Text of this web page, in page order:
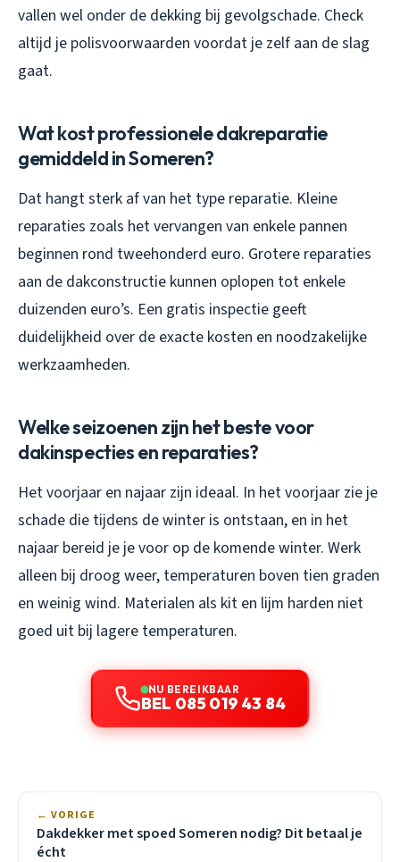
vallen wel onder de dekking bij gevolgschade. Check
altijd je polisvoorwaarden voordat je zelf aan de slag
gaat.
Wat kost professionele dakreparatie
gemiddeld in Someren?
Dat hangt sterk af van het type reparatie. Kleine
reparaties zoals het vervangen van enkele pannen
beginnen rond tweehonderd euro. Grotere reparaties
aan de dakconstructie kunnen oplopen tot enkele
duizenden euro’s. Een gratis inspectie geeft
duidelijkheid over de exacte kosten en noodzakelijke
werkzaamheden.
Welke seizoenen zijn het beste voor
dakinspecties en reparaties?
Het voorjaar en najaar zijn ideaal. In het voorjaar zie je
schade die tijdens de winter is ontstaan, en in het
najaar bereid je je voor op de komende winter. Werk
alleen bij droog weer, temperaturen boven tien graden
en weinig wind. Materialen als kit en lijm harden niet
goed uit bij lagere temperaturen.
NU BEREIKBAAR
BEL 085 019 43 84
← VORIGE
Dakdekker met spoed Someren nodig? Dit betaal je
écht